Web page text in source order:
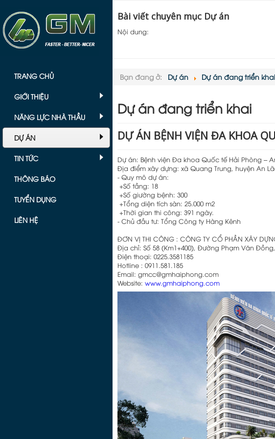
TRANG CHỦ
GIỚI THIỆU
NĂNG LỰC NHÀ THẦU
DỰ ÁN
TIN TỨC
THÔNG BÁO
TUYỂN DỤNG
LIÊN HỆ
Bài viết chuyên mục Dự án
Nội dung:
Bạn đang ở: Dự án Dự án đang triển khai
Dự án đang triển khai
DỰ ÁN BỆNH VIỆN ĐA KHOA
Dự án: Bệnh viện Đa khoa Quốc tế Hải Phòng –
Địa điểm xây dựng: xã Quang Trung, huyện An
- Quy mô dự án:
+Số tầng: 18
+Số giường bệnh: 300
+Tổng diện tích sàn: 25.000 m2
+Thời gian thi công: 391 ngày.
- Chủ đầu tư: Tổng Công ty Hàng Kênh
ĐƠN VỊ THI CÔNG : CÔNG TY CỔ PHẦN XÂY
Địa chỉ: Số 58 (Km1+400), Đường Phạm Văn
Điện thoại: 0225.3581185
Hotline : 0911.581.185
Email: gmcc@gmhaiphong.com
Website: www.gmhaiphong.com